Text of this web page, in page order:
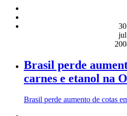
30
jul
Brasil perde
carnes e etanol na
Brasil perde aumento de cotas